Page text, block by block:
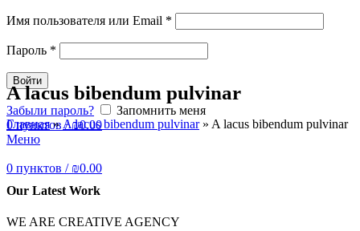
Имя пользователя или Email *
Пароль *
Войти
Забыли пароль?
Запомнить меня
0пунктов / ₪0.00
Меню
0 пунктов / ₪0.00
A lacus bibendum pulvinar
Главная»A lacus bibendum pulvinar» A lacus bibendum pulvinar
Our Latest Work
WE ARE CREATIVE AGENCY